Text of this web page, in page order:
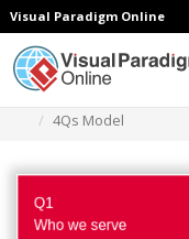
Visual Paradigm Online
4Qs Model